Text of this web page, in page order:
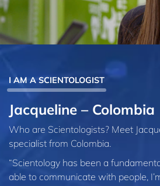
I AM A SCIENTOLOGIST
Jacqueline – Colombia
Who are Scientologists? Meet
specialist from Colombia.
“Scientology has been a
able to communicate with people,